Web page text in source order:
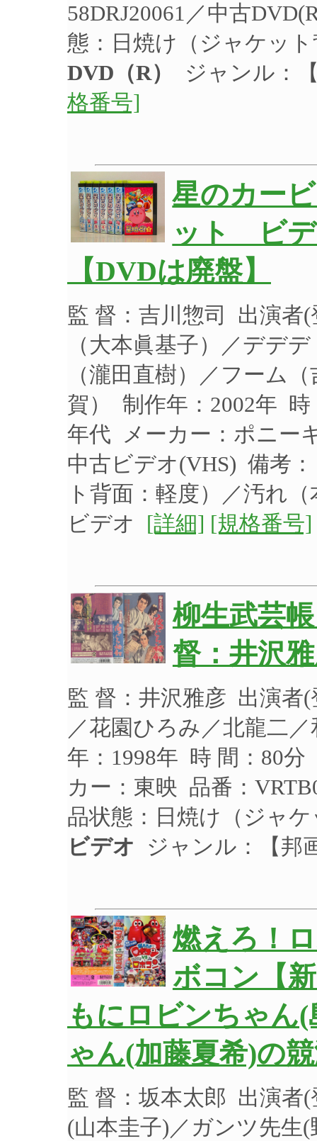
58DRJ20061／中古
態：日焼け（ジャケッ
DVD（R）
ジャンル：
格番号]
星のカー
ット ビデ
【DVDは廃盤】
監 督：吉川惣司 出演者
（大本眞基子）／デデ
（瀧田直樹）／フーム
賀） 制作年：2002年 時
年代 メーカー：ポニー
中古ビデオ(VHS) 備考
ト背面：軽度）／汚れ
ビデオ [詳細] [規格番号]
柳生武芸
督：井沢
監 督：井沢雅彦 出演者
／花園ひろみ／北龍二
年：1998年 時 間：80
カー：東映 品番：
品状態：日焼け（ジャ
ビデオ ジャンル：【邦
燃えろ！
ボコン【
もにロビンちゃん
ゃん(加藤夏希)の
監 督：坂本太郎 出演者
(山本圭子)／ガンツ先生